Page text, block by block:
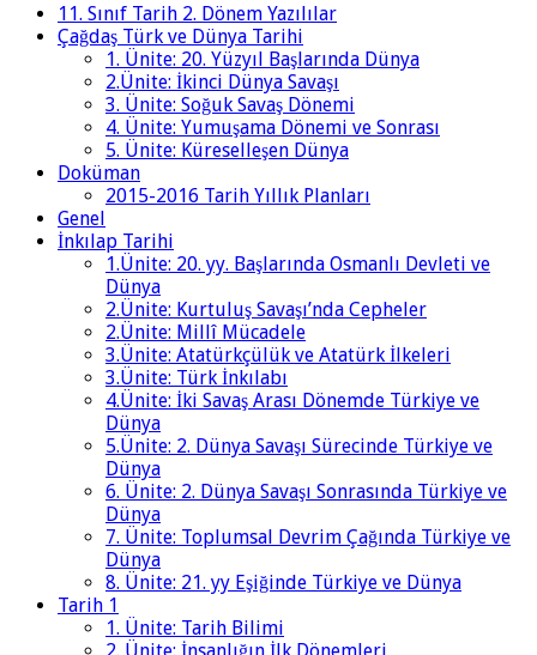
11. Sınıf Tarih 2. Dönem Yazılılar
Çağdaş Türk ve Dünya Tarihi
1. Ünite: 20. Yüzyıl Başlarında Dünya
2.Ünite: İkinci Dünya Savaşı
3. Ünite: Soğuk Savaş Dönemi
4. Ünite: Yumuşama Dönemi ve Sonrası
5. Ünite: Küreselleşen Dünya
Doküman
2015-2016 Tarih Yıllık Planları
Genel
İnkılap Tarihi
1.Ünite: 20. yy. Başlarında Osmanlı Devleti ve
Dünya
2.Ünite: Kurtuluş Savaşı’nda Cepheler
2.Ünite: Millî Mücadele
3.Ünite: Atatürkçülük ve Atatürk İlkeleri
3.Ünite: Türk İnkılabı
4.Ünite: İki Savaş Arası Dönemde Türkiye ve
Dünya
5.Ünite: 2. Dünya Savaşı Sürecinde Türkiye ve
Dünya
6. Ünite: 2. Dünya Savaşı Sonrasında Türkiye ve
Dünya
7. Ünite: Toplumsal Devrim Çağında Türkiye ve
Dünya
8. Ünite: 21. yy Eşiğinde Türkiye ve Dünya
Tarih 1
1. Ünite: Tarih Bilimi
2. Ünite: İnsanlığın İlk Dönemleri